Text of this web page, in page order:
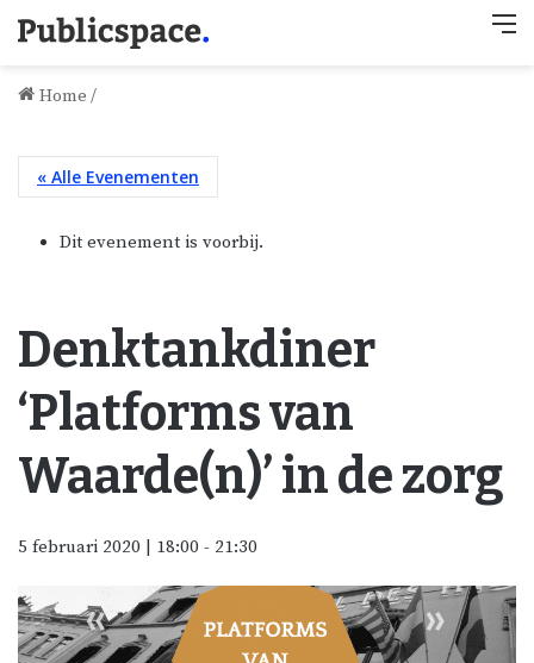
Home /
« Alle Evenementen
Dit evenement is voorbij.
Denktankdiner
‘Platforms van
Waarde(n)’ in de zorg
5 februari 2020 | 18:00 - 21:30